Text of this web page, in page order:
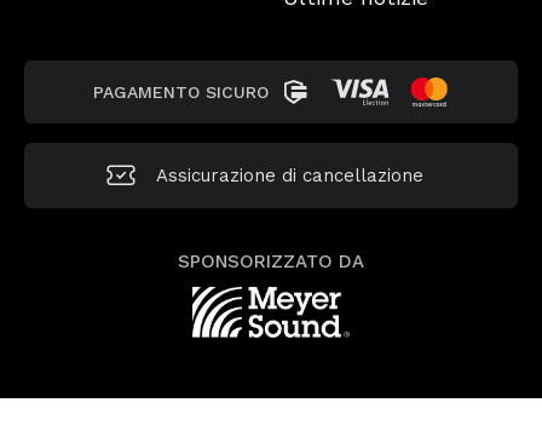
PAGAMENTO SICURO
Assicurazione di cancellazione
SPONSORIZZATO DA